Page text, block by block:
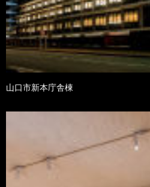
山口市新本庁舎棟